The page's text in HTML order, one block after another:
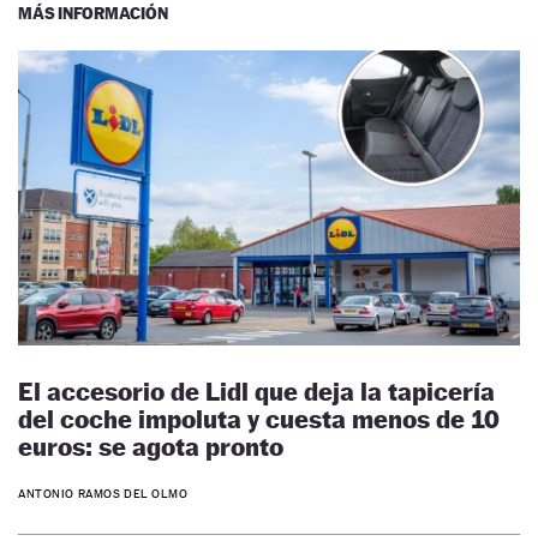
MÁS INFORMACIÓN
El accesorio de Lidl que deja la tapicería
del coche impoluta y cuesta menos de 10
euros: se agota pronto
ANTONIO RAMOS DEL OLMO